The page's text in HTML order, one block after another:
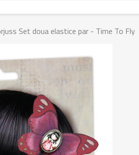
Set doua elastice par - Time To Fly